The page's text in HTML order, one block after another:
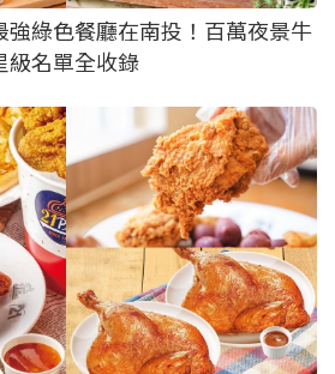
綠色餐廳在南投！百萬夜景牛
級名單全收錄